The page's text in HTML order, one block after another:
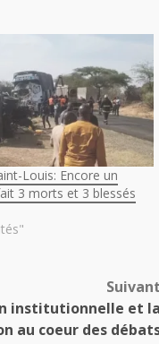
Louis: Encore un
3 morts et 3 blessés
Suivant
institutionnelle et la
au coeur des